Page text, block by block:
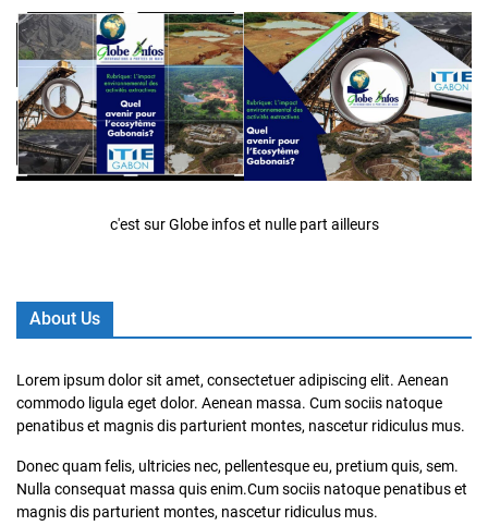
c'est sur Globe infos et nulle part ailleurs
About Us
Lorem ipsum dolor sit amet, consectetuer adipiscing elit. Aenean
commodo ligula eget dolor. Aenean massa. Cum sociis natoque
penatibus et magnis dis parturient montes, nascetur ridiculus mus.
Donec quam felis, ultricies nec, pellentesque eu, pretium quis, sem.
Nulla consequat massa quis enim.Cum sociis natoque penatibus et
magnis dis parturient montes, nascetur ridiculus mus.